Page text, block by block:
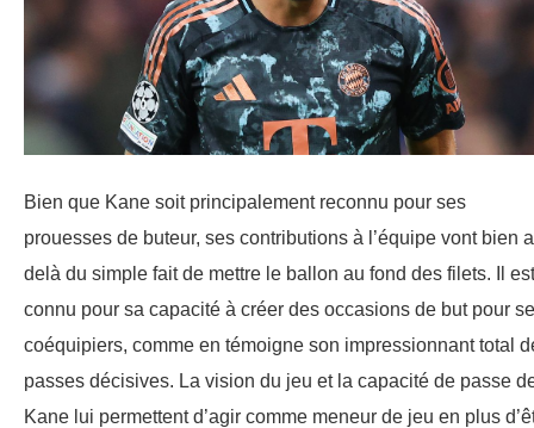
Bien que Kane soit principalement reconnu pour ses
prouesses de buteur, ses contributions à l’équipe vont bien
delà du simple fait de mettre le ballon au fond des filets. Il est
connu pour sa capacité à créer des occasions de but pour
coéquipiers, comme en témoigne son impressionnant total
passes décisives. La vision du jeu et la capacité de passe
Kane lui permettent d’agir comme meneur de jeu en plus